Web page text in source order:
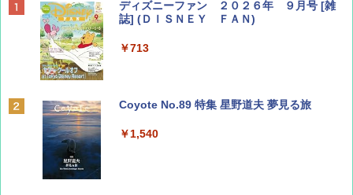
ディズニーファン ２０２６年 ９月号 [雑
誌] (ＤＩＳＮＥＹ ＦＡＮ)
￥713
Coyote No.89 特集 星野道夫 夢見る旅
￥1,540